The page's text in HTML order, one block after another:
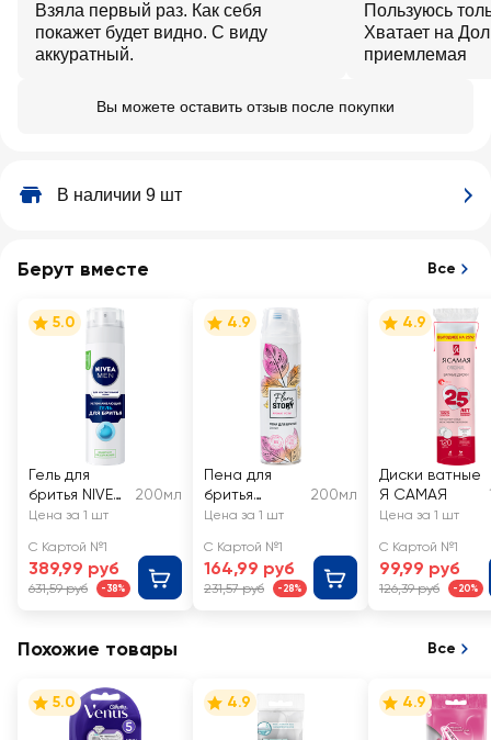
Взяла первый раз. Как себя
покажет будет видно. С виду
аккуратный.
Пользуюсь
Хватает на
приемлемая
Вы можете оставить отзыв после покупки
В наличии 9 шт
Берут вместе Все
5.0
Гель для
бритья NIVEA
Men
щий, для
чувствительн
ой кожи
200мл
Цена за 1 шт
С Картой №1
389,99 руб
631,59 руб -38%
4.9
Пена для
бритья
женская
с экстрактом
розы и
пантенолом
200мл
Цена за 1 шт
С Картой №1
164,99 руб
231,57 руб -28%
4.9
Диски ватные
Я САМАЯ
Цена за 1 шт
С Картой №1
99,99 руб
126,39 руб -20%
Похожие товары Все
5.0 4.9 4.9